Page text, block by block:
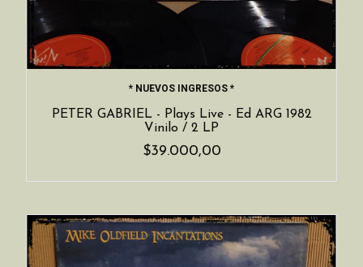
* NUEVOS INGRESOS *
PETER GABRIEL - Plays Live - Ed ARG 1982
Vinilo / 2 LP
$39.000,00